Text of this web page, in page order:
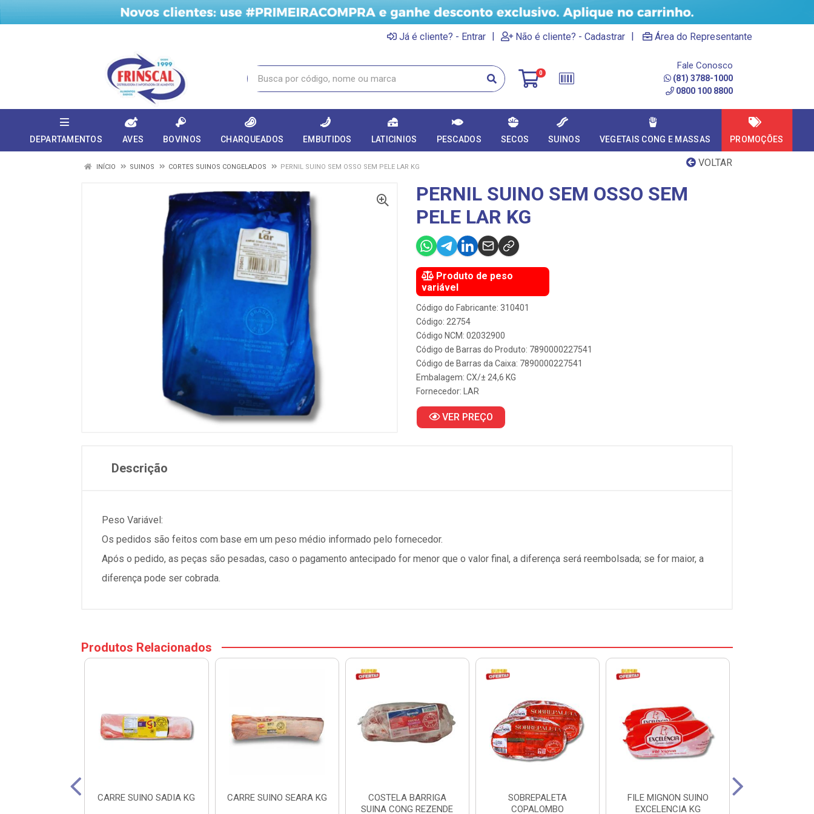
Já é cliente? - Entrar | Não é cliente? - Cadastrar | Área do Representante
0
Fale Conosco
(81) 3788-1000
0800 100 8800
DEPARTAMENTOS AVES BOVINOS CHARQUEADOS EMBUTIDOS LATICINIOS PESCADOS SECOS SUINOS VEGETAIS CONG E MASSAS PROMOÇÕES
VOLTAR
INÍCIO SUINOS CORTES SUINOS CONGELADOS PERNIL SUINO SEM OSSO SEM PELE LAR KG
PERNIL SUINO SEM OSSO SEM
PELE LAR KG
Produto de peso
variável
Código do Fabricante: 310401
Código: 22754
Código NCM: 02032900
Código de Barras do Produto: 7890000227541
Código de Barras da Caixa: 7890000227541
Embalagem: CX/± 24,6 KG
Fornecedor:
LAR
VER PREÇO
Descrição
Peso Variável:
Os pedidos são feitos com base em um peso médio informado pelo fornecedor.
Após o pedido, as peças são pesadas, caso o pagamento antecipado for menor que o valor final, a diferença será reembolsada; se for maior, a
diferença pode ser cobrada.
Produtos Relacionados
CARRE SUINO SADIA KG CARRE SUINO SEARA KG
COSTELA BARRIGA
SUINA CONG REZENDE
SOBREPALETA
COPALOMBO
FILE MIGNON SUINO
EXCELENCIA KG